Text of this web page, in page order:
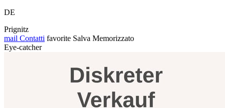
DE
Prignitz
mail Contatti favorite Salva Memorizzato
Eye-catcher